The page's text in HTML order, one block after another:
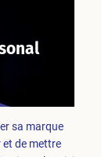
sa marque
et de mettre